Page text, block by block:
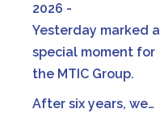
2026 -
Yesterday marked a
special moment for
the MTIC Group.
After six years, we…